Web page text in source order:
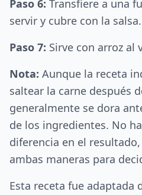
Paso 6: Transfiere a una
servir y cubre con la salsa.
Paso 7: Sirve con arroz al
Nota: Aunque la receta
saltear la carne después
generalmente se dora
de los ingredientes. No
diferencia en el
ambas maneras para
Esta receta fue adaptada